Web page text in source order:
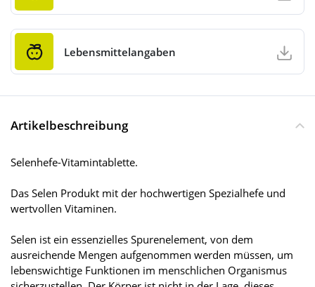
Lebensmittelangaben
Artikelbeschreibung
Selenhefe-Vitamintablette.
Das Selen Produkt mit der hochwertigen Spezialhefe und
wertvollen Vitaminen.
Selen ist ein essenzielles Spurenelement, von dem
ausreichende Mengen aufgenommen werden müssen, um
lebenswichtige Funktionen im menschlichen Organismus